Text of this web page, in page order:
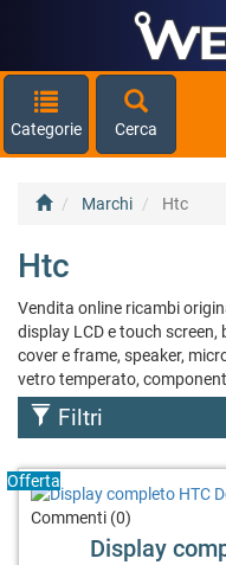
Categorie Cerca
Marchi Htc
Htc
Vendita online ricambi
display LCD e touch
cover e frame, speaker,
vetro temperato,
Filtri
Offerta
Commenti (0)
Display